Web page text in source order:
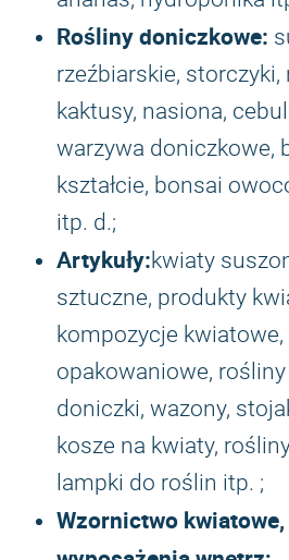
Rośliny doniczkowe:
rzeźbiarskie,
kaktusy, nasiona,
warzywa doniczkowe,
kształcie, bonsai
itp. d.;
Artykuły:kwiaty
sztuczne, produkty
kompozycje kwiatowe,
opakowaniowe,
doniczki, wazony,
kosze na kwiaty,
lampki do roślin itp. ;
Wzornictwo